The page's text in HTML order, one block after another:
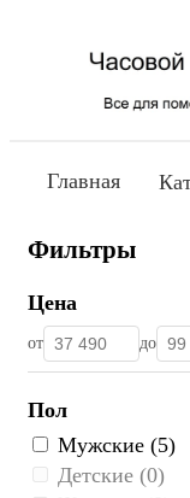
Главная
Фильтры
Цена
от до
Пол
Мужские (5)
Детские (0)